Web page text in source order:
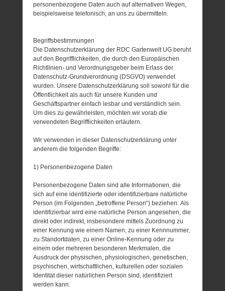
personenbezogene Daten auch auf alternativen Wegen,
beispielsweise telefonisch, an uns zu übermitteln.
Begriffsbestimmungen
Die Datenschutzerklärung der RDC Gartenwelt UG beruht
auf den Begrifflichkeiten, die durch den Europäischen
Richtlinien- und Verordnungsgeber beim Erlass der
Datenschutz-Grundverordnung (DSGVO) verwendet
wurden. Unsere Datenschutzerklärung soll sowohl für die
Öffentlichkeit als auch für unsere Kunden und
Geschäftspartner einfach lesbar und verständlich sein.
Um dies zu gewährleisten, möchten wir vorab die
verwendeten Begrifflichkeiten erläutern.
Wir verwenden in dieser Datenschutzerklärung unter
anderem die folgenden Begriffe:
1) Personenbezogene Daten
Personenbezogene Daten sind alle Informationen, die
sich auf eine identifizierte oder identifizierbare natürliche
Person (im Folgenden „betroffene Person“) beziehen. Als
identifizierbar wird eine natürliche Person angesehen, die
direkt oder indirekt, insbesondere mittels Zuordnung zu
einer Kennung wie einem Namen, zu einer Kennnummer,
zu Standortdaten, zu einer Online-Kennung oder zu
einem oder mehreren besonderen Merkmalen, die
Ausdruck der physischen, physiologischen, genetischen,
psychischen, wirtschaftlichen, kulturellen oder sozialen
Identität dieser natürlichen Person sind, identifiziert
werden kann.